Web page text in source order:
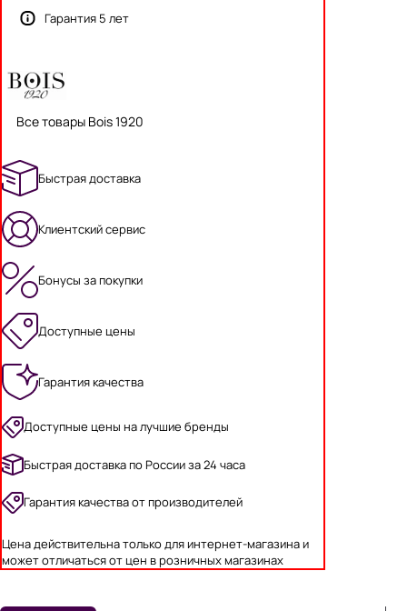
Гарантия 5 лет
Все товары Bois 1920
Быстрая доставка
Клиентский сервис
Бонусы за покупки
Доступные цены
Гарантия качества
Доступные цены на лучшие бренды
Быстрая доставка по России за 24 часа
Гарантия качества от производителей
Цена действительна только для интернет-магазина и
может отличаться от цен в розничных магазинах